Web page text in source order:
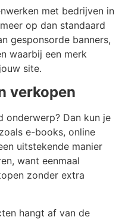
met bedrijven in
op dan standaard
gesponsorde banners,
waarbij een merk
site.
verkopen
onderwerp? Dan kun je
e-books, online
uitstekende manier
want eenmaal
zonder extra
hangt af van de